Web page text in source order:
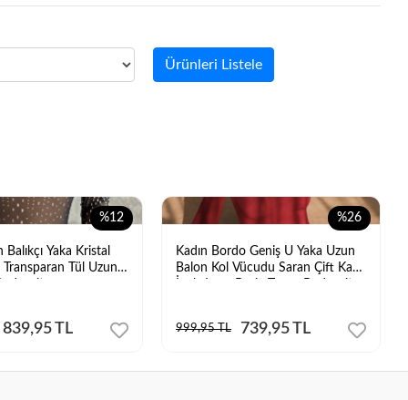
Ürünleri Listele
%12
Balıkçı Yaka Kristal
Transparan Tül Uzun
839,95 TL
%26
Kadın Bordo Geniş U Yaka Uzun
Balon Kol Vücudu Saran Çift Kat
999,95 TL 739,95 TL